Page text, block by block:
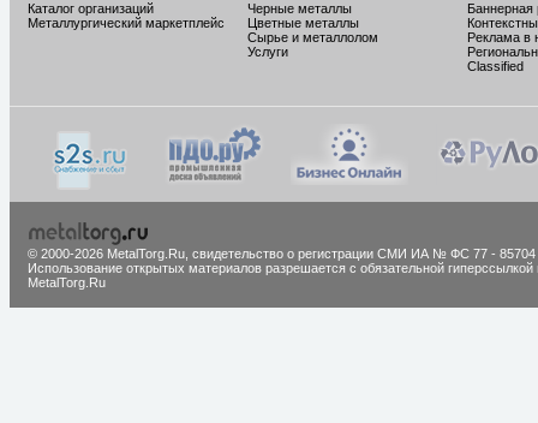
Каталог организаций
Металлургический маркетплейс
Черные металлы
Цветные металлы
Сырье и металлолом
Услуги
Баннерная
Реклама в
Classified
© 2000-2026 MetalTorg.Ru, cвидетельство о регистрации СМИ ИА № ФС 77 - 85704
Использование открытых материалов разрешается с обязательной гиперссылкой
MetalTorg.Ru